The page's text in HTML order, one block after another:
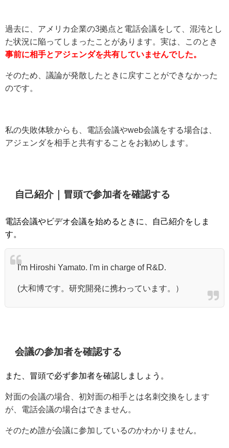
過去に、アメリカ企業の3拠点と電話会議をして、混沌とし
た状況に陥ってしまったことがあります。実は、このとき
事前に相手とアジェンダを共有していませんでした。
そのため、議論が発散したときに戻すことができなかった
のです。
私の失敗体験からも、電話会議やweb会議をする場合は、
アジェンダを相手と共有することをお勧めします。
自己紹介｜冒頭で参加者を確認する
電話会議やビデオ会議を始めるときに、自己紹介をしま
す。
I'm Hiroshi Yamato. I'm in charge of R&D.
(大和博です。研究開発に携わっています。）
会議の参加者を確認する
また、冒頭で必ず参加者を確認しましょう。
対面の会議の場合、初対面の相手とは名刺交換をします
が、電話会議の場合はできません。
そのため誰が会議に参加しているのかわかりません。